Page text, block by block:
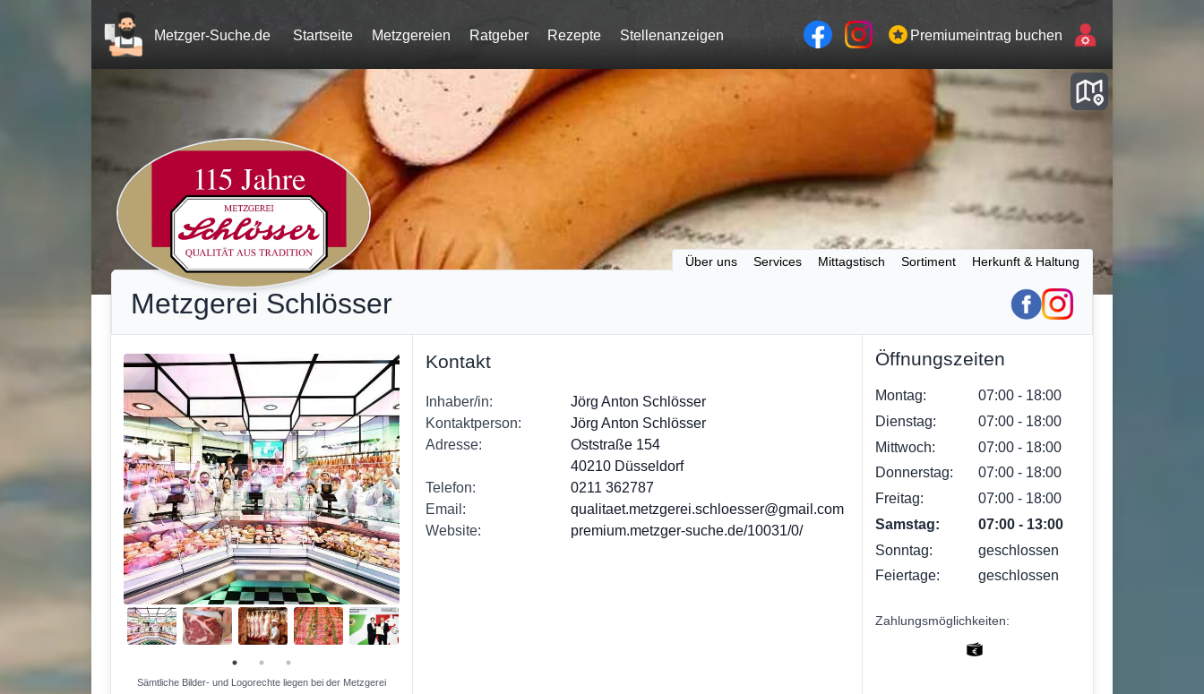
Home
Metzger-Suche.de
Startseite Metzgereien Ratgeber Rezepte Stellenanzeigen Premiumeintrag buchen
Über uns Services Mittagstisch Sortiment Herkunft & Haltung
Metzgerei Schlösser
Sämtliche Bilder- und Logorechte liegen bei der Metzgerei
Kontakt
Inhaber/in: Jörg Anton Schlösser
Kontaktperson:
Jörg Anton Schlösser
Adresse:
Oststraße 154
40210 Düsseldorf
Telefon:
0211 362787
Email:
qualitaet.metzgerei.schloesser@gmail.com
Website:
premium.metzger-suche.de/10031/0/
Öffnungszeiten
Montag:
07:00 ‐ 18:00
Dienstag:
07:00 ‐ 18:00
Mittwoch:
07:00 ‐ 18:00
Donnerstag:
07:00 ‐ 18:00
Freitag:
07:00 ‐ 18:00
Samstag:
07:00 ‐ 13:00
Sonntag:
geschlossen
Feiertage:
geschlossen
Zahlungsmöglichkeiten: